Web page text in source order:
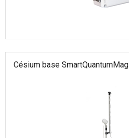
Césium base SmartQuantumMag